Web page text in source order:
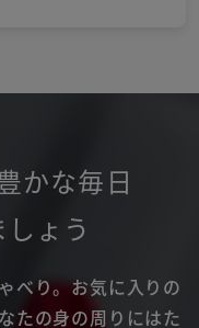
かな毎日
ょう
べり。お気に入りの
たの身の周りにはた